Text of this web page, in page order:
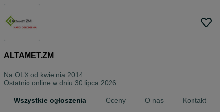
ALTAMET.ZM
Na OLX od kwietnia 2014
Ostatnio online w dniu 30 lipca 2026
Wszystkie ogłoszenia Oceny O nas Kontakt